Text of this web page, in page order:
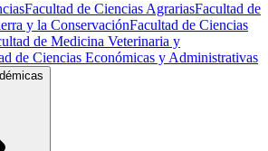
Facultad de Ciencias AgrariasFacultad de
y la ConservaciónFacultad de Ciencias
de Medicina Veterinaria y
de Ciencias Económicas y Administrativas